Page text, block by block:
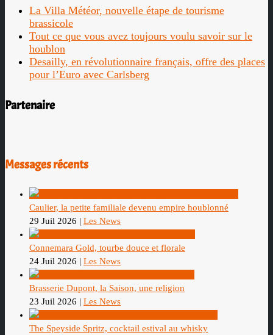
La Villa Météor, nouvelle étape de tourisme
brassicole
Tout ce que vous avez toujours voulu savoir sur le
houblon
Desailly, en révolutionnaire français, offre des places
pour l’Euro avec Carlsberg
Partenaire
Messages récents
Caulier, la petite familiale devenu empire houblonné
29 Juil 2026 | Les News
Connemara Gold, tourbe douce et florale
24 Juil 2026 | Les News
Brasserie Dupont, la Saison, une religion
23 Juil 2026 | Les News
The Speyside Spritz, cocktail estival au whisky